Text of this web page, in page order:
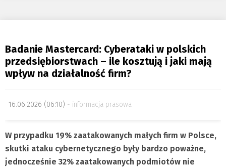
Badanie Mastercard: Cyberataki w polskich
przedsiębiorstwach – ile kosztują i jaki mają
wpływ na działalność firm?
16.06.2026 (06:10) informacja prasowa
W przypadku 19% zaatakowanych małych firm w Polsce,
skutki ataku cybernetycznego były bardzo poważne,
jednocześnie 32% zaatakowanych podmiotów nie